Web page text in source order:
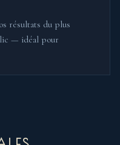
résultats du plus
— idéal pour